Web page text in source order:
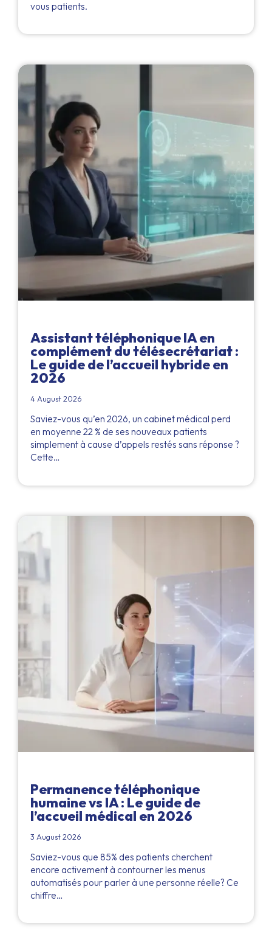
vous patients.
Assistant téléphonique IA en
complément du télésecrétariat :
Le guide de l’accueil hybride en
2026
4 August 2026
Saviez-vous qu’en 2026, un cabinet médical perd
en moyenne 22 % de ses nouveaux patients
simplement à cause d’appels restés sans réponse ?
Cette…
Permanence téléphonique
humaine vs IA : Le guide de
l’accueil médical en 2026
3 August 2026
Saviez-vous que 85% des patients cherchent
encore activement à contourner les menus
automatisés pour parler à une personne réelle? Ce
chiffre…